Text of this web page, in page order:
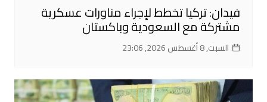
فيدان: تركيا تخطط لإجراء مناورات عسكرية
مشتركة مع السعودية وباكستان
السبت, 8 أغسطس 2026, 23:06